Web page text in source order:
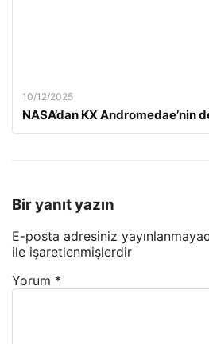
10/12/2025
NASA’dan KX Andromedae’nin
Bir yanıt yazın
E-posta adresiniz
ile işaretlenmişlerdir
Yorum *